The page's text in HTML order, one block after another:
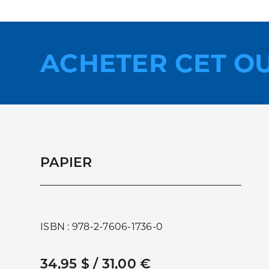
ACHETER CET
PAPIER
ISBN : 978-2-7606-1736-0
34,95 $ / 31,00 €